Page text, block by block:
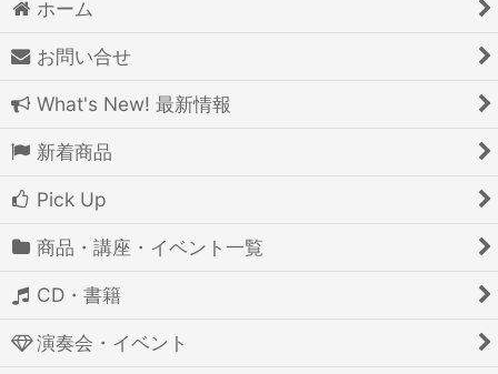
ホーム
お問い合せ
What's New! 最新情報
新着商品
Pick Up
商品・講座・イベント一覧
CD・書籍
演奏会・イベント